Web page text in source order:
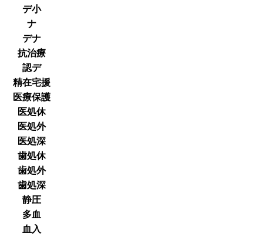
デ小
ナ
デナ
抗治療
認デ
精在宅援
医療保護
医処休
医処外
医処深
歯処休
歯処外
歯処深
静圧
多血
血入